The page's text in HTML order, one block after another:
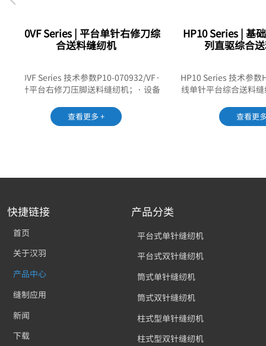
快捷链接
首页
关于汉羽
产品中心
缝制应用
新闻
下载
产品分类
平台式单针缝纫机
平台式双针缝纫机
筒式单针缝纫机
筒式双针缝纫机
柱式型单针缝纫机
柱式型双针缝纫机
Series | 平台单针右修刀综
合送料缝纫机
Series 技术参数P10-070932/VF·
针平台右修刀压脚送料缝纫机；· 设备
大旋梭(Φ32mm)...
查看更多 +
HP10 Series | 基础型
列直驱综合送料
HP10 Series 技术参数
线单针平台综合送料缝纫
准自动剪线装置；
查看更多 +